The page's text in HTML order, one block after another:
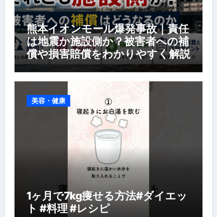
熊本イオンモール爆発事故｜責任
は地震か施設側か？被害者への補
償や損害賠償をわかりやすく解説
美容・健康
1ヶ月で7kg痩せる方法#ダイエッ
ト #料理 #レシピ